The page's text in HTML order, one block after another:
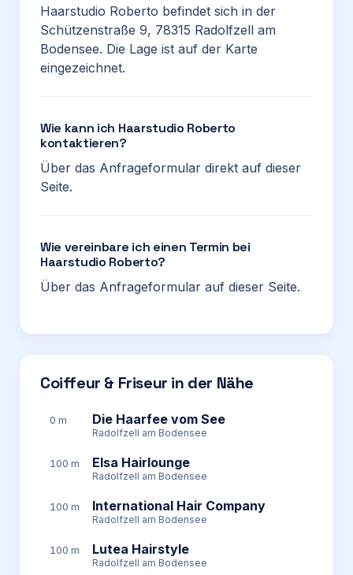
Haarstudio Roberto befindet sich in der
Schützenstraße 9, 78315 Radolfzell am
Bodensee. Die Lage ist auf der Karte
eingezeichnet.
Wie kann ich Haarstudio Roberto
kontaktieren?
Über das Anfrageformular direkt auf dieser
Seite.
Wie vereinbare ich einen Termin bei
Haarstudio Roberto?
Über das Anfrageformular auf dieser Seite.
Coiffeur & Friseur in der Nähe
0 m Die Haarfee vom See
Radolfzell am Bodensee
100 m Elsa Hairlounge
Radolfzell am Bodensee
100 m International Hair Company
Radolfzell am Bodensee
100 m Lutea Hairstyle
Radolfzell am Bodensee